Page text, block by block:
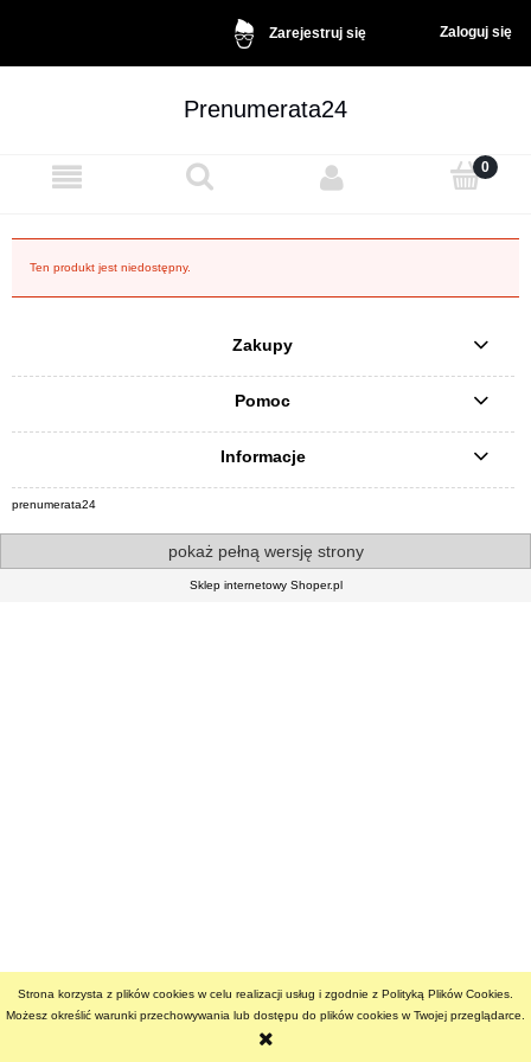
Strona korzysta z plików cookies w celu realizacji usług i zgodnie z Polityką Plików Cookies.
Możesz określić warunki przechowywania lub dostępu do plików cookies w Twojej przeglądarce.
Zarejestruj się Zaloguj się
Prenumerata24
Ten produkt jest niedostępny.
Zakupy
Pomoc
Informacje
prenumerata24
pokaż pełną wersję strony
Sklep internetowy Shoper.pl